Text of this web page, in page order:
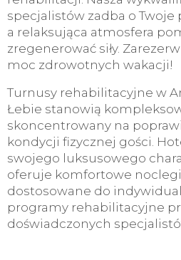
specjalistów zadba o
a relaksująca atmosfera
zregenerować siły.
moc zdrowotnych wakacji!
Turnusy rehabilitacyjne w
Łebie stanowią
skoncentrowany na
kondycji fizycznej gości.
swojego luksusowego
oferuje komfortowe
dostosowane do
programy rehabilitacyjne
doświadczonych